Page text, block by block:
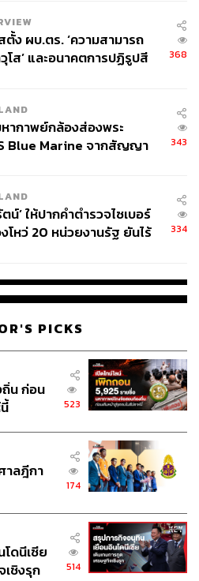
ตั้ง ผบ.ตร. ‘ความสามารถ
โส’ และอนาคตการปฏิรูปสี
368
ากาพย์กล้องส่องพระ
Blue Marine จากสัญญา
-แอบระบุแบรนด์
343
ตน์’ ให้ปากคำตำรวจไซเบอร์
โหว่ 20 หน่วยงานรัฐ ยันไร้
334
PICKS
น ก่อน
523
าลฎีกา
174
ดนีเซีย
ชิงรุก
514